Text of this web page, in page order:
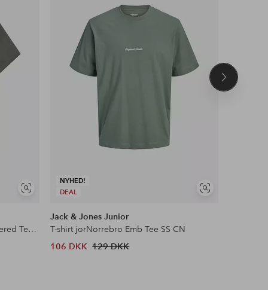
Se
T-shirt ESS Small No.1 Logo Centered Tee B
NYHED!
DEAL
Se
Jack & Jones Junior
T-shirt jorNorrebro Emb Tee SS CN
106 DKK 129 DKK
Næste